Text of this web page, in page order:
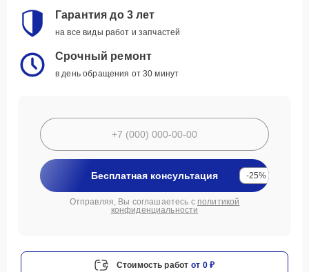
Гарантия до 3 лет
на все виды работ и запчастей
Срочный ремонт
в день обращения от 30 минут
Бесплатная консультация -25%
Отправляя, Вы соглашаетесь с политикой
конфиденциальности
Стоимость работ от 0 ₽